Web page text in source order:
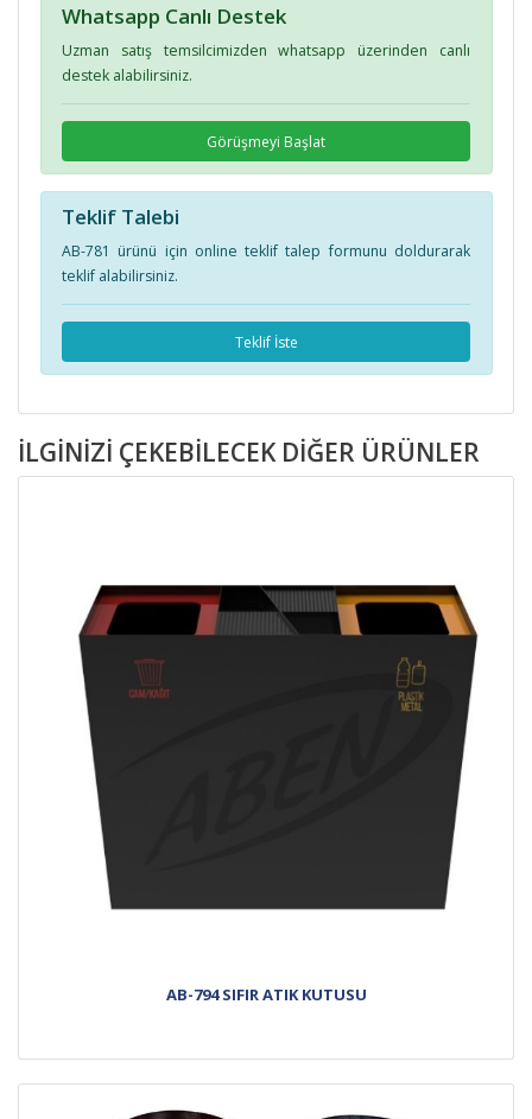
Whatsapp Canlı Destek
Uzman satış temsilcimizden whatsapp üzerinden canlı
destek alabilirsiniz.
Görüşmeyi Başlat
Teklif Talebi
AB-781 ürünü için online teklif talep formunu doldurarak
teklif alabilirsiniz.
Teklif İste
İLGINIZI ÇEKEBILECEK DIĞER ÜRÜNLER
AB-794 SIFIR ATIK KUTUSU